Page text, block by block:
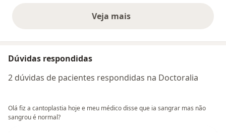
Veja maisopiniões acima
Dúvidas respondidas
2 dúvidas de pacientes respondidas na Doctoralia
Olá fiz a cantoplastia hoje e meu médico disse que ia sangrar mas não
sangrou é normal?